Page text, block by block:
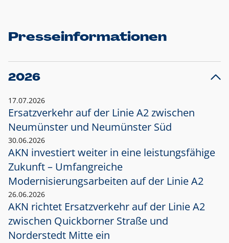
Presseinformationen
2026
17.07.2026
Ersatzverkehr auf der Linie A2 zwischen
Neumünster und Neumünster Süd
30.06.2026
AKN investiert weiter in eine leistungsfähige
Zukunft – Umfangreiche
Modernisierungsarbeiten auf der Linie A2
26.06.2026
AKN richtet Ersatzverkehr auf der Linie A2
zwischen Quickborner Straße und
Norderstedt Mitte ein